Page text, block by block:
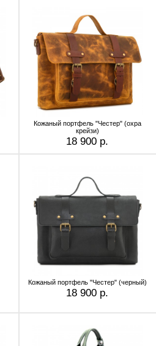
Кожаный портфель "Честер" (охра
крейзи)
18 900 р.
Кожаный портфель "Честер" (черный)
18 900 р.